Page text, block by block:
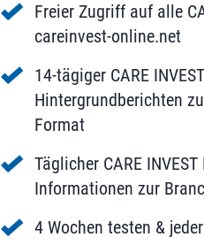
Freier Zugriff auf alle
careinvest-online.net
14-tägiger CARE
Hintergrundberichten
Format
Täglicher CARE
Informationen zur
4 Wochen testen &